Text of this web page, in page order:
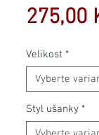
275,00
Velikost *
Styl ušanky *